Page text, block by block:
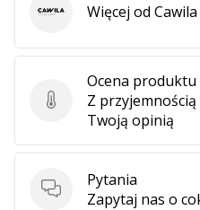
Ocena produktu
Ocena produktu
Z
Twoją opinią
Pytania
Pytania
Zapytaj nas o
CawilaWięcej od Cawila